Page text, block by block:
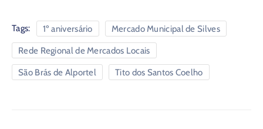
Tags: 1º aniversário Mercado Municipal de Silves
Rede Regional de Mercados Locais
São Brás de Alportel Tito dos Santos Coelho